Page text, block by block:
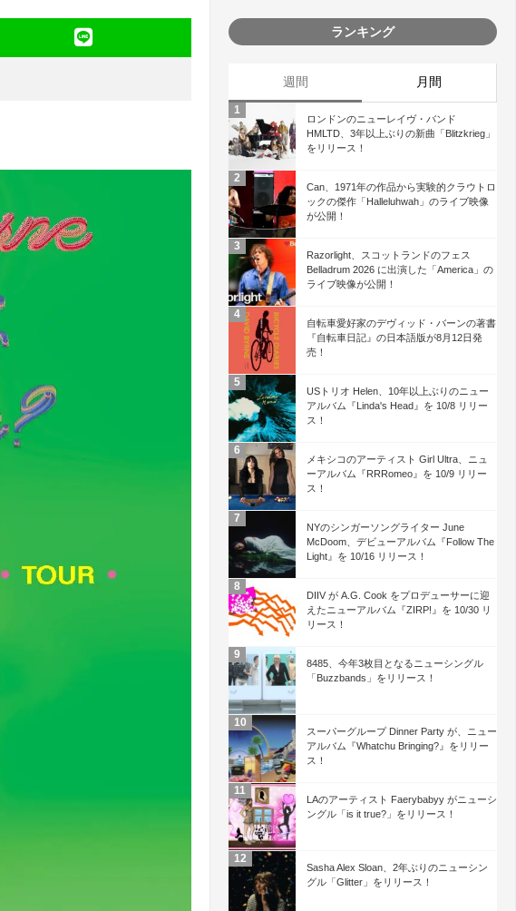
ランキング
週間 月間
ロンドンのニューレイヴ・バンド
HMLTD、3年以上ぶりの新曲「Blitzkrieg」
をリリース！
Can、1971年の作品から実験的クラウトロ
ックの傑作「Halleluhwah」のライブ映像
が公開！
Razorlight、スコットランドのフェス
Belladrum 2026 に出演した「America」の
ライブ映像が公開！
自転車愛好家のデヴィッド・バーンの著書
『自転車日記』の日本語版が8月12日発
売！
USトリオ Helen、10年以上ぶりのニュー
アルバム『Linda's Head』を 10/8 リリー
ス！
メキシコのアーティスト Girl Ultra、ニュ
ーアルバム『RRRomeo』を 10/9 リリー
ス！
NYのシンガーソングライター June
McDoom、デビューアルバム『Follow The
Light』を 10/16 リリース！
DIIV が A.G. Cook をプロデューサーに迎
えたニューアルバム『ZIRP!』を 10/30 リ
リース！
8485、今年3枚目となるニューシングル
「Buzzbands」をリリース！
スーパーグループ Dinner Party が、ニュー
アルバム『Whatchu Bringing?』をリリー
ス！
LAのアーティスト Faerybabyy がニューシ
ングル「is it true?」をリリース！
Sasha Alex Sloan、2年ぶりのニューシン
グル「Glitter」をリリース！